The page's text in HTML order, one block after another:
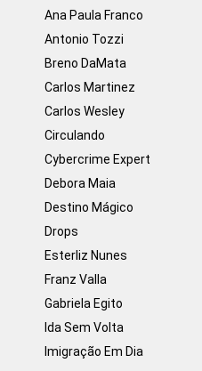
Ana Paula Franco
Antonio Tozzi
Breno DaMata
Carlos Martinez
Carlos Wesley
Circulando
Cybercrime Expert
Debora Maia
Destino Mágico
Drops
Esterliz Nunes
Franz Valla
Gabriela Egito
Ida Sem Volta
Imigração Em Dia